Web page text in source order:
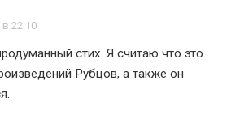
в 22:10
стих. Я считаю что это
Рубцов, а также он